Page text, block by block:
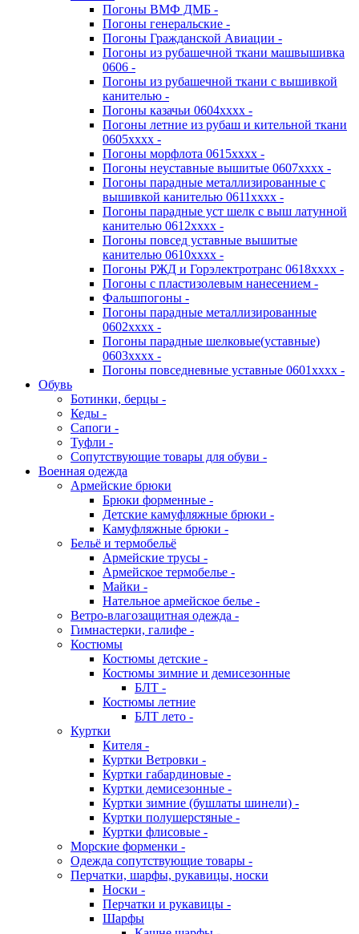
Погоны ВМФ ДМБ -
Погоны генеральские -
Погоны Гражданской Авиации -
Погоны из рубашечной ткани машвышивка
0606 -
Погоны из рубашечной ткани с вышивкой
канителью -
Погоны казачьи 0604хххх -
Погоны летние из рубаш и кительной ткани
0605хххх -
Погоны морфлота 0615хххх -
Погоны неуставные вышитые 0607хххх -
Погоны парадные металлизированные с
вышивкой канителью 0611хххх -
Погоны парадные уст шелк с выш латунной
канителью 0612хххх -
Погоны повсед уставные вышитые
канителью 0610хххх -
Погоны РЖД и Горэлектротранс 0618хххх -
Погоны с пластизолевым нанесением -
Фальшпогоны -
Погоны парадные металлизированные
0602хххх -
Погоны парадные шелковые(уставные)
0603хххх -
Погоны повседневные уставные 0601хххх -
Обувь
Ботинки, берцы -
Кеды -
Сапоги -
Туфли -
Сопутствующие товары для обуви -
Военная одежда
Армейские брюки
Брюки форменные -
Детские камуфляжные брюки -
Камуфляжные брюки -
Бельё и термобельё
Армейские трусы -
Армейское термобелье -
Майки -
Нательное армейское белье -
Ветро-влагозащитная одежда -
Гимнастерки, галифе -
Костюмы
Костюмы детские -
Костюмы зимние и демисезонные
БЛТ -
Костюмы летние
БЛТ лето -
Куртки
Кителя -
Куртки Ветровки -
Куртки габардиновые -
Куртки демисезонные -
Куртки зимние (бушлаты шинели) -
Куртки полушерстяные -
Куртки флисовые -
Морские форменки -
Одежда сопутствующие товары -
Перчатки, шарфы, рукавицы, носки
Носки -
Перчатки и рукавицы -
Шарфы